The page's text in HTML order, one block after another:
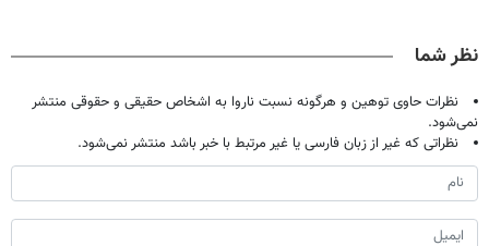
نظر شما
نظرات حاوی توهین و هرگونه نسبت ناروا به اشخاص حقیقی و حقوقی منتشر
نمی‌شود.
نظراتی که غیر از زبان فارسی یا غیر مرتبط با خبر باشد منتشر نمی‌شود.